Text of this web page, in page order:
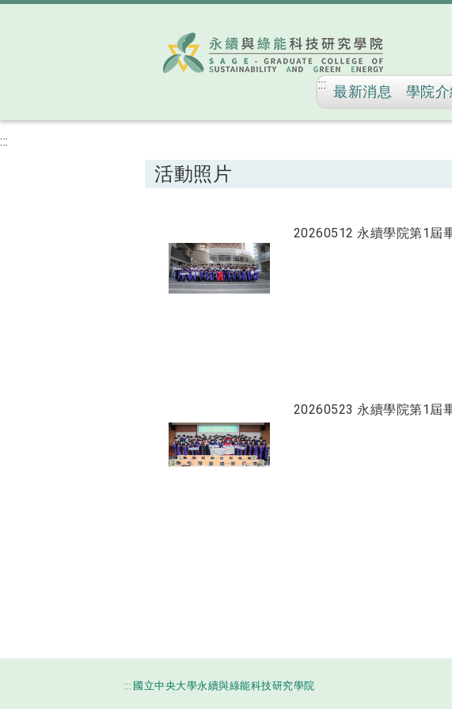
::: 最新消息 學院介
:::
活動照片
20260512 永續學院第1屆
20260523 永續學院第1屆
::: 國立中央大學